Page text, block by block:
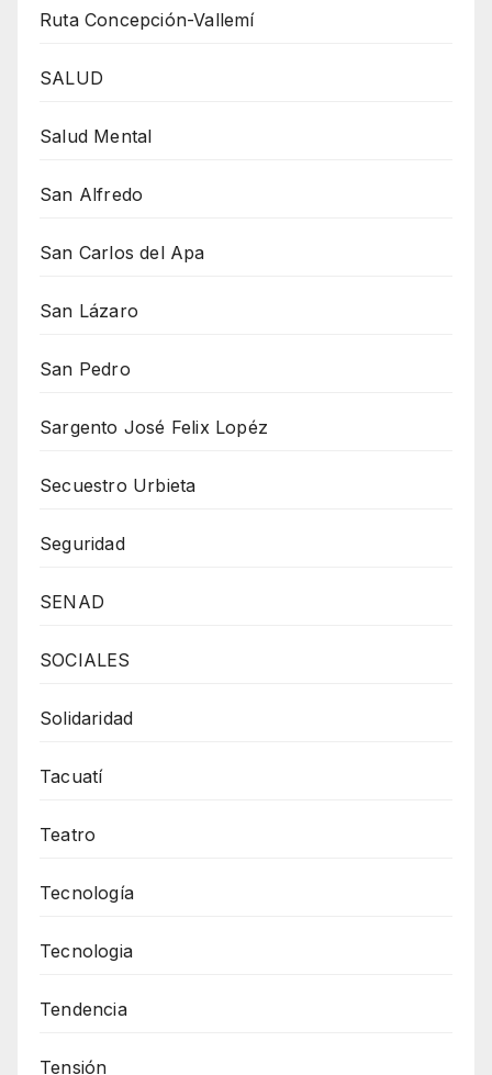
Ruta Concepción-Vallemí
SALUD
Salud Mental
San Alfredo
San Carlos del Apa
San Lázaro
San Pedro
Sargento José Felix Lopéz
Secuestro Urbieta
Seguridad
SENAD
SOCIALES
Solidaridad
Tacuatí
Teatro
Tecnología
Tecnologia
Tendencia
Tensión